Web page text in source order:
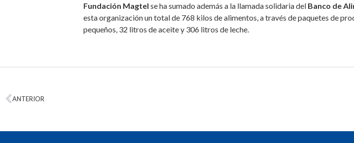
Fundación Magtel se ha sumado además a la llamada solidaria del Banco de
esta organización un total de 768 kilos de alimentos, a través de paquetes de
pequeños, 32 litros de aceite y 306 litros de leche.
ANTERIOR